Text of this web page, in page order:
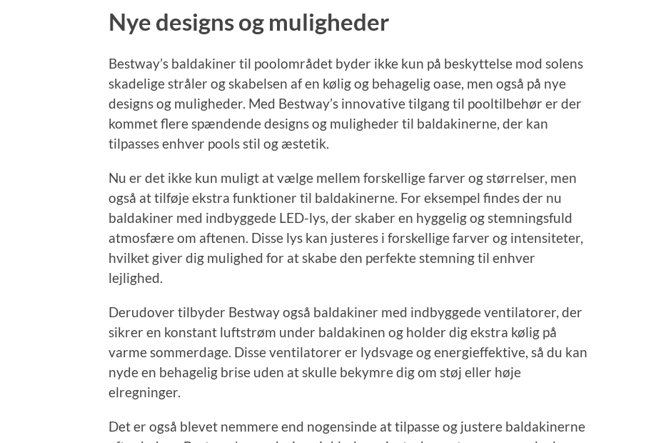
Nye designs og muligheder
Bestway’s baldakiner til poolområdet byder ikke kun på beskyttelse mod solens
skadelige stråler og skabelsen af en kølig og behagelig oase, men også på nye
designs og muligheder. Med Bestway’s innovative tilgang til pooltilbehør er der
kommet flere spændende designs og muligheder til baldakinerne, der kan
tilpasses enhver pools stil og æstetik.
Nu er det ikke kun muligt at vælge mellem forskellige farver og størrelser, men
også at tilføje ekstra funktioner til baldakinerne. For eksempel findes der nu
baldakiner med indbyggede LED-lys, der skaber en hyggelig og stemningsfuld
atmosfære om aftenen. Disse lys kan justeres i forskellige farver og intensiteter,
hvilket giver dig mulighed for at skabe den perfekte stemning til enhver
lejlighed.
Derudover tilbyder Bestway også baldakiner med indbyggede ventilatorer, der
sikrer en konstant luftstrøm under baldakinen og holder dig ekstra kølig på
varme sommerdage. Disse ventilatorer er lydsvage og energieffektive, så du kan
nyde en behagelig brise uden at skulle bekymre dig om støj eller høje
elregninger.
Det er også blevet nemmere end nogensinde at tilpasse og justere baldakinerne